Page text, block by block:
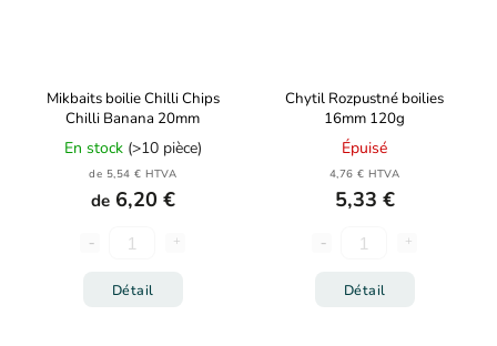
Mikbaits boilie Chilli Chips
Chilli Banana 20mm
En stock (>10 pièce)
de 5,54 € HTVA
de6,20 €
Détail
Chytil Rozpustné boilies
16mm 120g
Épuisé
4,76 € HTVA
5,33 €
Détail